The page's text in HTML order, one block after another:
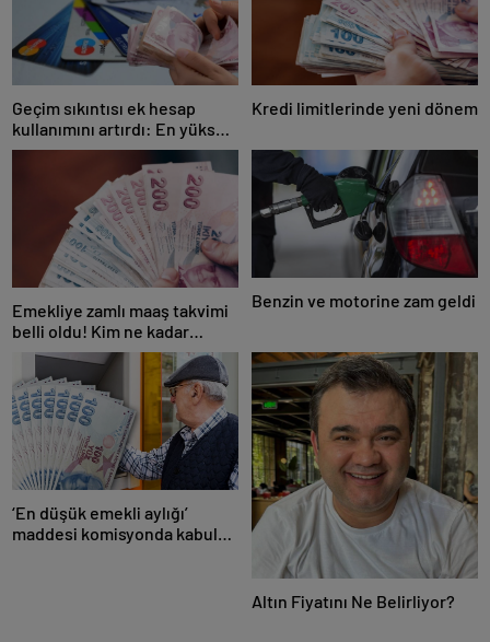
Geçim sıkıntısı ek hesap
kullanımını artırdı: En yüksek
artış bu 3 ilde
Kredi limitlerinde yeni dönem
Emekliye zamlı maaş takvimi
belli oldu! Kim ne kadar
alacak?
Benzin ve motorine zam geldi
‘En düşük emekli aylığı’
maddesi komisyonda kabul
Altın Fiyatını Ne Belirliyor?